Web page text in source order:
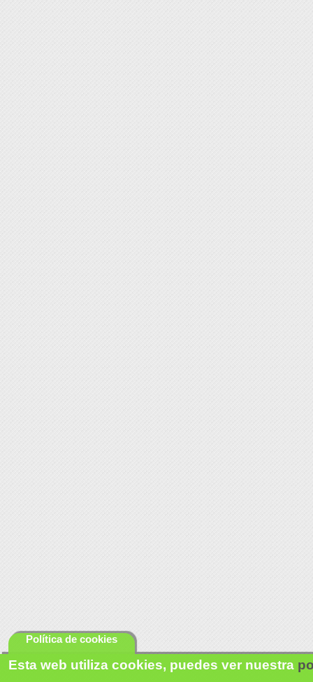
Esta web utiliza cookies, puedes ver nuestra
Política de cookies